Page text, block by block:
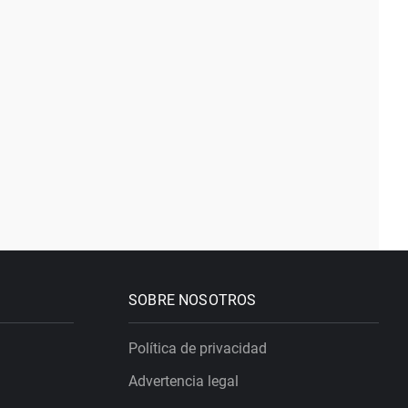
SOBRE NOSOTROS
Política de privacidad
Advertencia legal